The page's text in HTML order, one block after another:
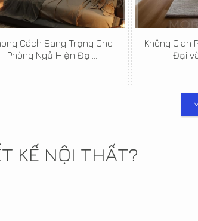
Cách Sang Trọng Cho
Phòng Ngủ Hiện Đại...
Không Gian
Đại và
KẾ NỘI THẤT?